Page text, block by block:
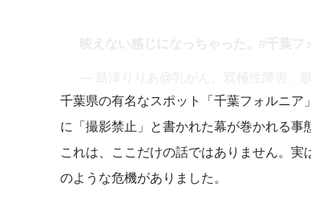
千葉県の有名なスポット「千葉フォルニ
に「撮影禁止」と書かれた幕が巻かれる事
これは、ここだけの話ではありません。
のような危機がありました。